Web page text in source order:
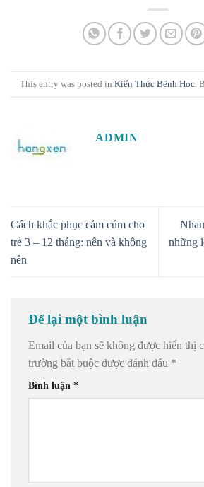
This entry was posted in Kiến Thức Bệnh Học .
ADMIN
Cách khắc phục cảm cúm cho
trẻ 3 – 12 tháng: nên và không
nên
những
Để lại một bình luận
Email của bạn sẽ không được hiển thị
trường bắt buộc được đánh dấu *
Bình luận *